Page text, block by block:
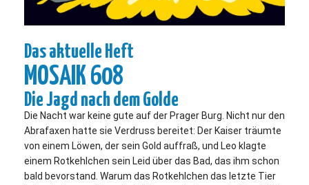
Das aktuelle Heft
MOSAIK 608
Die Jagd nach dem Golde
Die Nacht war keine gute auf der Prager Burg. Nicht nur den
Abrafaxen hatte sie Verdruss bereitet: Der Kaiser träumte
von einem Löwen, der sein Gold auffraß, und Leo klagte
einem Rotkehlchen sein Leid über das Bad, das ihm schon
bald bevorstand. Warum das Rotkehlchen das letzte Tier